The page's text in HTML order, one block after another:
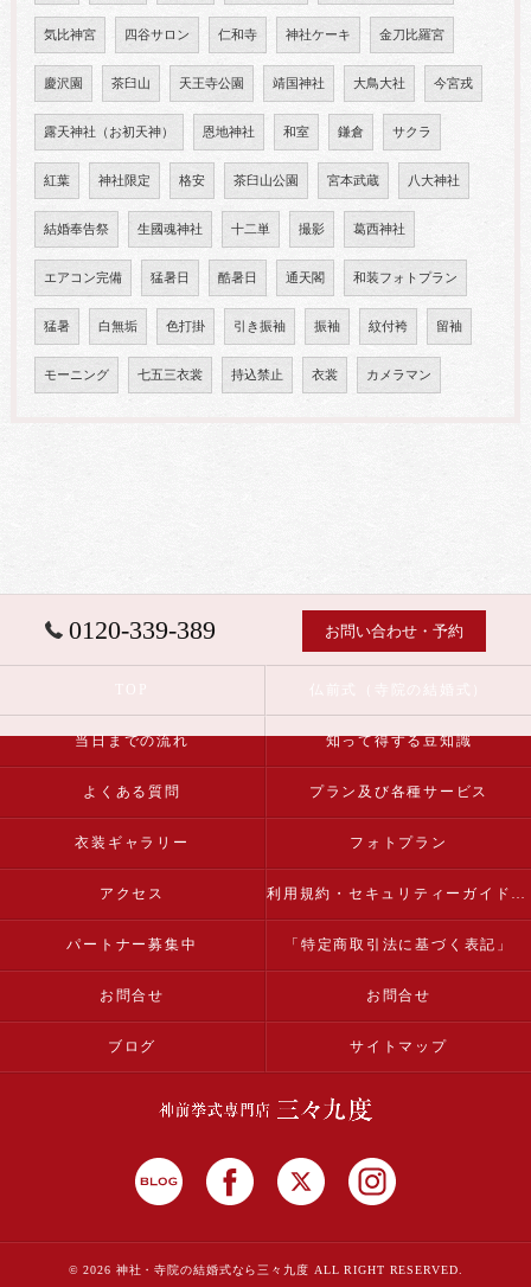
気比神宮 四谷サロン 仁和寺 神社ケーキ 金刀比羅宮
慶沢園 茶臼山 天王寺公園 靖国神社 大鳥大社 今宮戎
露天神社（お初天神） 恩地神社 和室 鎌倉 サクラ
紅葉 神社限定 格安 茶臼山公園 宮本武蔵 八大神社
結婚奉告祭 生國魂神社 十二単 撮影 葛西神社
エアコン完備 猛暑日 酷暑日 通天閣 和装フォトプラン
猛暑 白無垢 色打掛 引き振袖 振袖 紋付袴 留袖
モーニング 七五三衣裳 持込禁止 衣裳 カメラマン
0120-339-389 お問い合わせ・予約
当日までの流れ 知って得する豆知識
よくある質問 プラン及び各種サービス
衣装ギャラリー フォトプラン
アクセス 利用規約・セキュリティーガイドライン
パートナー募集中 「特定商取引法に基づく表記」
お問合せ お問合せ
ブログ サイトマップ
© 2026 神社・寺院の結婚式なら三々九度 ALL RIGHT RESERVED.